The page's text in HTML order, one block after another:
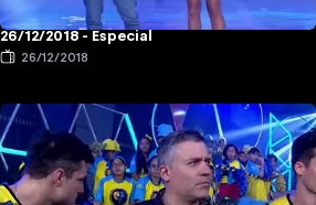
26/12/2018 - Especial
26/12/2018